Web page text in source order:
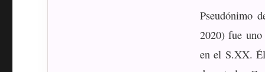
Pseudónimo
2020) fue uno
en el S.XX.